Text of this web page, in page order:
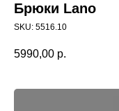
Брюки Lano
SKU: 5516.10
5990,00 р.